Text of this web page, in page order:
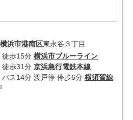
横浜市港南区東永谷３丁目
徒歩15分 横浜市ブルーライン
徒歩31分 京浜急行電鉄本線
バス14分 渡戸停 停歩6分 横須賀線